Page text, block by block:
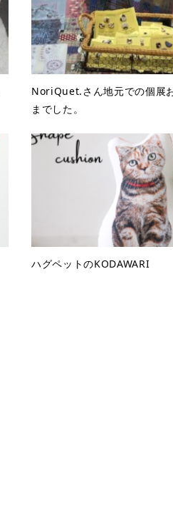
NoriQuet.さん地元での個展
までした。
ハグペットのKODAWARI